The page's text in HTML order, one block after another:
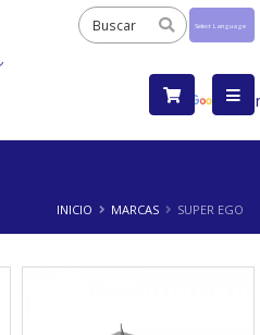
by
INICIO MARCAS SUPER EGO